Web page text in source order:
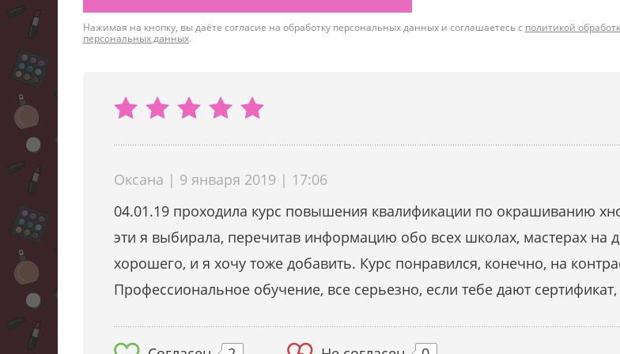
Нажимая на кнопку, вы даёте согласие на обработку персональных данных и соглашаетесь с политикой
персональных данных.
Оксана | 9 января 2019 | 17:06
04.01.19 проходила курс повышения квалификации по окрашиванию
эти я выбирала, перечитав информацию обо всех школах, мастерах на
хорошего, и я хочу тоже добавить. Курс понравился, конечно, на
Профессиональное обучение, все серьезно, если тебе дают